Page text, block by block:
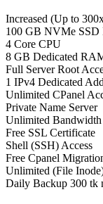
Increased (Up to
100 GB NVMe SSD
4 Core CPU
8 GB Dedicated
Full Server Root
1 IPv4 Dedicated
Unlimited CPanel
Private Name Server
Unlimited Bandwidth
Free SSL Certificate
Shell (SSH) Access
Free Cpanel
Unlimited (File
Daily Backup 300 tk